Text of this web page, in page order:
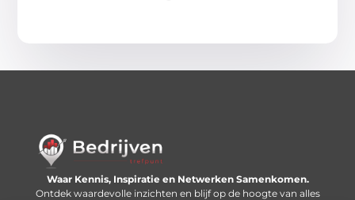
Waar Kennis, Inspiratie en Netwerken Samenkomen.
Ontdek waardevolle inzichten en blijf op de hoogte van alles